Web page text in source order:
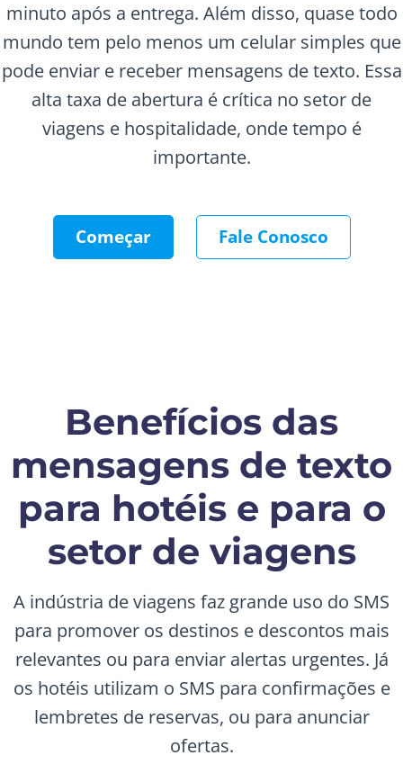
minuto após a entrega. Além disso, quase todo
mundo tem pelo menos um celular simples que
pode enviar e receber mensagens de texto. Essa
alta taxa de abertura é crítica no setor de
viagens e hospitalidade, onde tempo é
importante.
Começar Fale Conosco
Benefícios das
mensagens de texto
para hotéis e para o
setor de viagens
A indústria de viagens faz grande uso do SMS
para promover os destinos e descontos mais
relevantes ou para enviar alertas urgentes. Já
os hotéis utilizam o SMS para confirmações e
lembretes de reservas, ou para anunciar
ofertas.